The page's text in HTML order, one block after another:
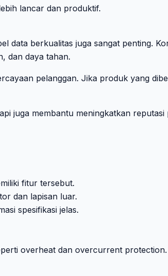
lancar dan produktif.
data berkualitas juga sangat penting.
dan daya tahan.
pelanggan. Jika produk yang
juga membantu meningkatkan reputasi
fitur tersebut.
dan lapisan luar.
spesifikasi jelas.
overheat dan overcurrent protection.